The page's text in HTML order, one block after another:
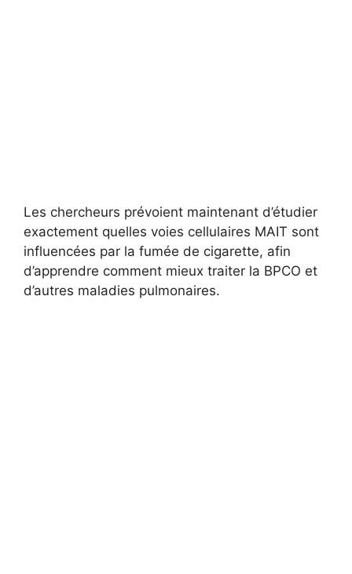
Les chercheurs prévoient maintenant d’étudier
exactement quelles voies cellulaires MAIT sont
influencées par la fumée de cigarette, afin
d’apprendre comment mieux traiter la BPCO et
d’autres maladies pulmonaires.